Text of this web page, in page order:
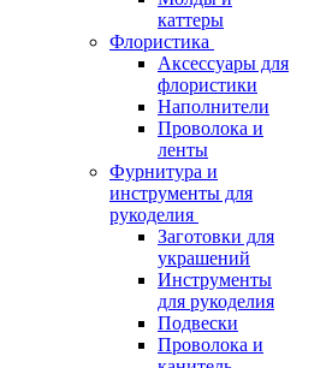
каттеры
Флористика
Аксессуары для
флористики
Наполнители
Проволока и
ленты
Фурнитура и
инструменты для
рукоделия
Заготовки для
украшений
Инструменты
для рукоделия
Подвески
Проволока и